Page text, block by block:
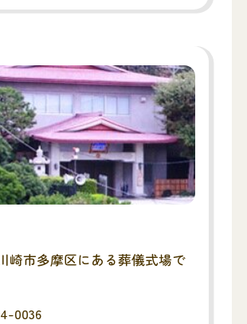
崎市多摩区にある葬儀式場で
儀が行えます。
0036